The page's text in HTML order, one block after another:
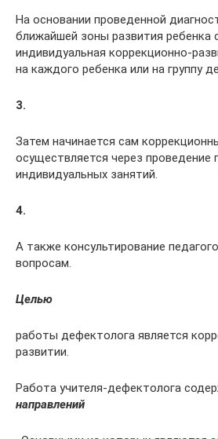
На основании проведенной
ближайшей зоны развития ребенка
индивидуальная коррекционно-
на каждого ребенка или на группу
3.
Затем начинается сам
осуществляется через проведение
индивидуальных занятий.
4.
А также консультирование
вопросам.
Целью
работы дефектолога является
развитии.
Работа учителя-дефектолога
направлений